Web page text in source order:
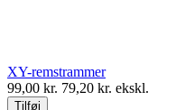
XY-remstrammer
99,00 kr. 79,20 kr. ekskl.
Tilføj